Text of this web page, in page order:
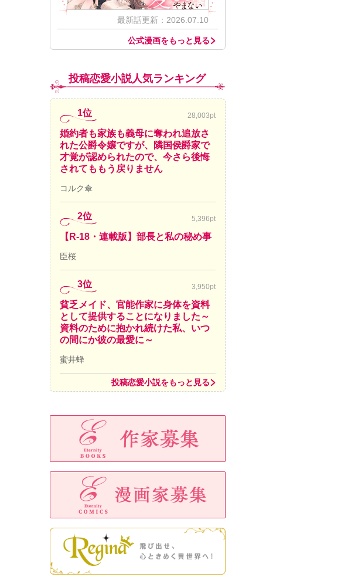
最新話更新：2026.07.10
公式漫画をもっと見る
投稿恋愛小説人気ランキング
1位 28,003pt
婚約者も家族も義母に奪われ追放さ
れた公爵令嬢ですが、隣国侯爵家で
才覚が認められたので、今さら後悔
されてももう戻りません
コルク傘
2位 5,396pt
【R-18・連載版】部長と私の秘め事
臣桜
3位 3,950pt
貧乏メイド、官能作家に身体を資料
として提供することになりました～
資料のために抱かれ続けた私、いつ
の間にか彼の最愛に～
蜜井蜂
投稿恋愛小説をもっと見る